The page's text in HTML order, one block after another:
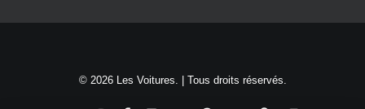
© 2026 Les Voitures. | Tous droits réservés.